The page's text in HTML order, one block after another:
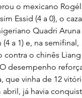
o mexicano
Essid (4 a 0), o
Quadri
a 1) e, na semifinal,
contra o chinês
desempenho
que vinha de 12
já havia